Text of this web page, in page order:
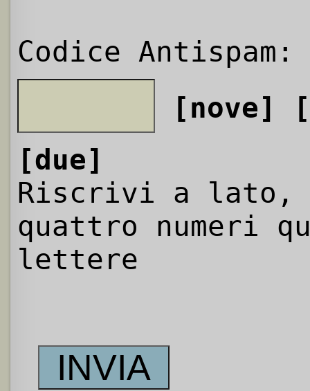
Codice Antispam:
[nove]
[due]
Riscrivi a
quattro numeri
lettere